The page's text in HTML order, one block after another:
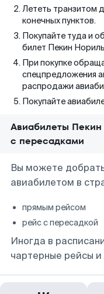
Лететь транзитом
конечных пунктов.
Покупайте туда и
билет Пекин
При покупке
спецпредложения
распродажи
Покупайте
Авиабилеты
с пересадками
Вы можете
авиабилетом в
прямым рейсом
рейс с пересадкой
Иногда в
чартерные рейсы и